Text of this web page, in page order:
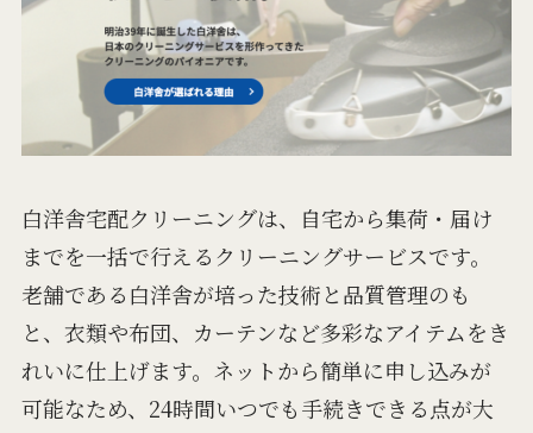
白洋舎宅配クリーニングは、自宅から集荷・届け
までを一括で行えるクリーニングサービスです。
老舗である白洋舎が培った技術と品質管理のも
と、衣類や布団、カーテンなど多彩なアイテムをき
れいに仕上げます。ネットから簡単に申し込みが
可能なため、24時間いつでも手続きできる点が大